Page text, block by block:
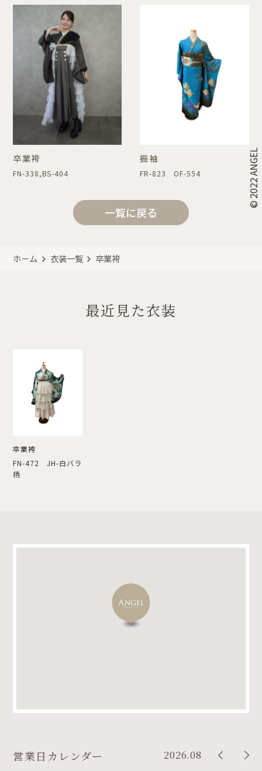
卒業袴
FN-338,BS-404
振袖
FR-823 OF-554
一覧に戻る
ホーム 衣装一覧 卒業袴
最近見た衣装
卒業袴
FN-472 JH-白バラ
柄
© 2022 ANGEL
営業日カレンダー 2026.08